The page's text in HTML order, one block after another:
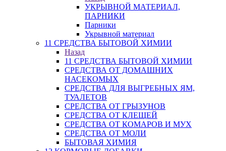
УКРЫВНОЙ МАТЕРИАЛ,
ПАРНИКИ
Парники
Укрывной материал
11 СРЕДСТВА БЫТОВОЙ ХИМИИ
Назад
11 СРЕДСТВА БЫТОВОЙ ХИМИИ
СРЕДСТВА ОТ ДОМАШНИХ
НАСЕКОМЫХ
СРЕДСТВА ДЛЯ ВЫГРЕБНЫХ ЯМ,
ТУАЛЕТОВ
СРЕДСТВА ОТ ГРЫЗУНОВ
СРЕДСТВА ОТ КЛЕЩЕЙ
СРЕДСТВА ОТ КОМАРОВ И МУХ
СРЕДСТВА ОТ МОЛИ
БЫТОВАЯ ХИМИЯ